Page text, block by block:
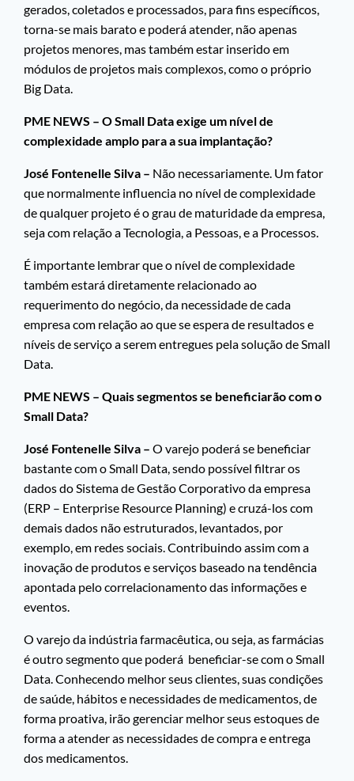
gerados, coletados e processados, para fins específicos,
torna-se mais barato e poderá atender, não apenas
projetos menores, mas também estar inserido em
módulos de projetos mais complexos, como o próprio
Big Data.
PME NEWS – O Small Data exige um nível de
complexidade amplo para a sua implantação?
José Fontenelle Silva – Não necessariamente. Um fator
que normalmente influencia no nível de complexidade
de qualquer projeto é o grau de maturidade da empresa,
seja com relação a Tecnologia, a Pessoas, e a Processos.
É importante lembrar que o nível de complexidade
também estará diretamente relacionado ao
requerimento do negócio, da necessidade de cada
empresa com relação ao que se espera de resultados e
níveis de serviço a serem entregues pela solução de Small
Data.
PME NEWS – Quais segmentos se beneficiarão com o
Small Data?
José Fontenelle Silva – O varejo poderá se beneficiar
bastante com o Small Data, sendo possível filtrar os
dados do Sistema de Gestão Corporativo da empresa
(ERP – Enterprise Resource Planning) e cruzá-los com
demais dados não estruturados, levantados, por
exemplo, em redes sociais. Contribuindo assim com a
inovação de produtos e serviços baseado na tendência
apontada pelo correlacionamento das informações e
eventos.
O varejo da indústria farmacêutica, ou seja, as farmácias
é outro segmento que poderá beneficiar-se com o Small
Data. Conhecendo melhor seus clientes, suas condições
de saúde, hábitos e necessidades de medicamentos, de
forma proativa, irão gerenciar melhor seus estoques de
forma a atender as necessidades de compra e entrega
dos medicamentos.